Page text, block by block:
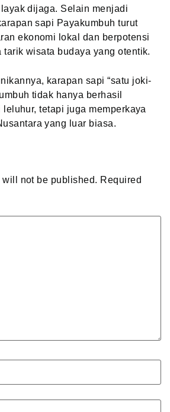
dijaga. Selain menjadi
sapi Payakumbuh turut
ekonomi lokal dan berpotensi
tarik wisata budaya yang otentik.
karapan sapi “satu joki-
tidak hanya berhasil
tetapi juga memperkaya
yang luar biasa.
not be published. Required